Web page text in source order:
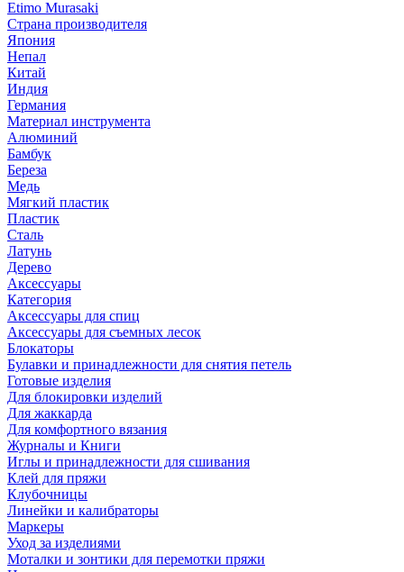
Etimo Murasaki
Страна производителя
Япония
Непал
Китай
Индия
Германия
Материал инструмента
Алюминий
Бамбук
Береза
Медь
Мягкий пластик
Пластик
Сталь
Латунь
Дерево
Аксессуары
Категория
Аксессуары для спиц
Аксессуары для съемных лесок
Блокаторы
Булавки и принадлежности для снятия петель
Готовые изделия
Для блокировки изделий
Для жаккарда
Для комфортного вязания
Журналы и Книги
Иглы и принадлежности для сшивания
Клей для пряжи
Клубочницы
Линейки и калибраторы
Маркеры
Уход за изделиями
Моталки и зонтики для перемотки пряжи